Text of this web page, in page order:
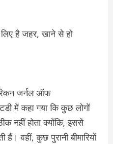
जर्नल ऑफ
में कहा गया कि कुछ लोगों
नहीं होता क्योंकि, इससे
वहीं, कुछ पुरानी बीमारियों